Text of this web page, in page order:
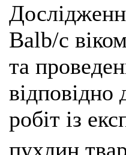
Balb/c
та
робіт із
пухлин